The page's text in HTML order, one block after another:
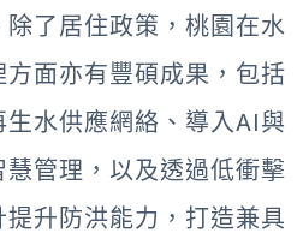
了居住政策，桃園在水
面亦有豐碩成果，包括
水供應網絡、導入AI與
管理，以及透過低衝擊
升防洪能力，打造兼具